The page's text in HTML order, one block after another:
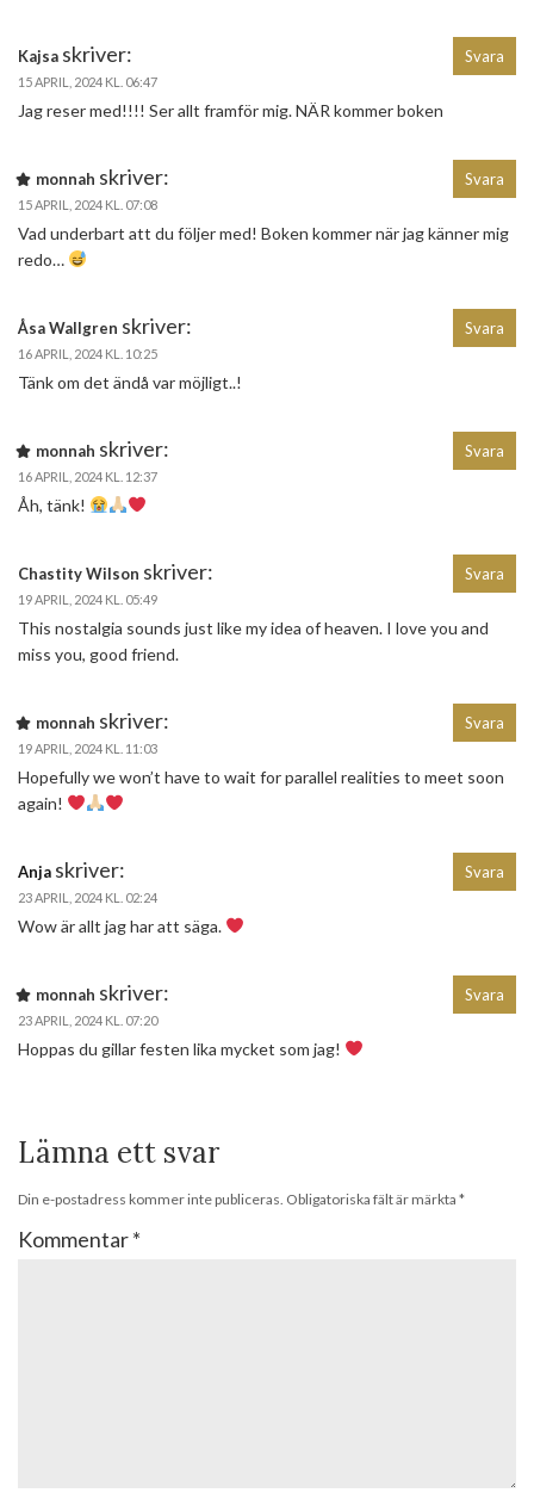
Kajsa skriver:
15 APRIL, 2024 KL. 06:47
Jag reser med!!!! Ser allt framför mig. NÄR kommer boken
Svara
monnah skriver:
15 APRIL, 2024 KL. 07:08
Vad underbart att du följer med! Boken kommer när jag känner mig
redo…
Svara
Åsa Wallgren skriver:
16 APRIL, 2024 KL. 10:25
Tänk om det ändå var möjligt..!
Svara
monnah skriver:
16 APRIL, 2024 KL. 12:37
Åh, tänk!
Svara
Chastity Wilson skriver:
19 APRIL, 2024 KL. 05:49
This nostalgia sounds just like my idea of heaven. I love you and
miss you, good friend.
Svara
monnah skriver:
19 APRIL, 2024 KL. 11:03
Hopefully we won’t have to wait for parallel realities to meet soon
again!
Svara
Anja skriver:
23 APRIL, 2024 KL. 02:24
Wow är allt jag har att säga.
Svara
monnah skriver:
23 APRIL, 2024 KL. 07:20
Hoppas du gillar festen lika mycket som jag!
Svara
Lämna ett svar
Din e-postadress kommer inte publiceras. Obligatoriska fält är märkta *
Kommentar*